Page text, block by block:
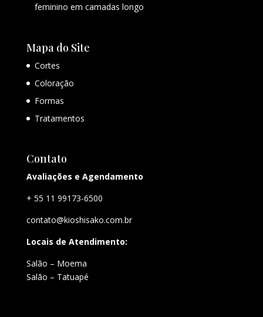
feminino em camadas longo
Mapa do Site
Cortes
Coloração
Formas
Tratamentos
Contato
Avaliações e Agendamento
+ 55 11 99173-6500
contato@kioshisako.com.br
Locais de Atendimento:
Salão – Moema
Salão – Tatuapé